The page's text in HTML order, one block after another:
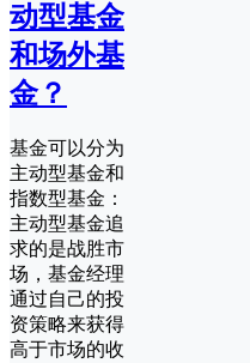
动型基金
和场外基
金？
基金可以分为
主动型基金和
指数型基金：
主动型基金追
求的是战胜市
场，基金经理
通过自己的投
资策略来获得
高于市场的收